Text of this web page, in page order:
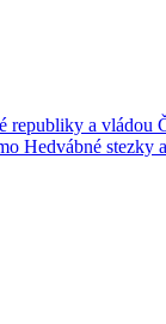
republiky a vládou
Hedvábné stezky